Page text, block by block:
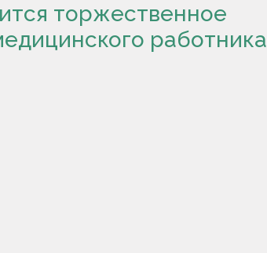
торжественное
работника